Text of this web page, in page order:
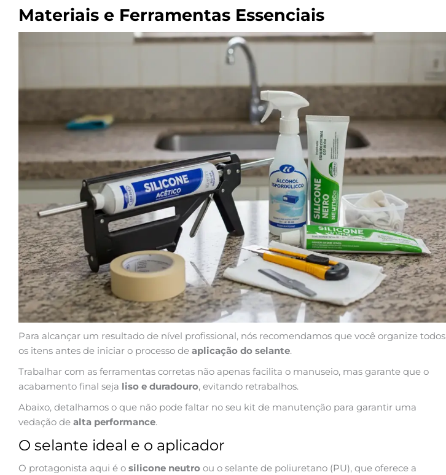
Materiais e Ferramentas Essenciais
Para alcançar um resultado de nível profissional, nós recomendamos que você organize todos
os itens antes de iniciar o processo de aplicação do selante.
Trabalhar com as ferramentas corretas não apenas facilita o manuseio, mas garante que o
acabamento final seja liso e duradouro, evitando retrabalhos.
Abaixo, detalhamos o que não pode faltar no seu kit de manutenção para garantir uma
vedação de alta performance.
O selante ideal e o aplicador
O protagonista aqui é o silicone neutro ou o selante de poliuretano (PU), que oferece a